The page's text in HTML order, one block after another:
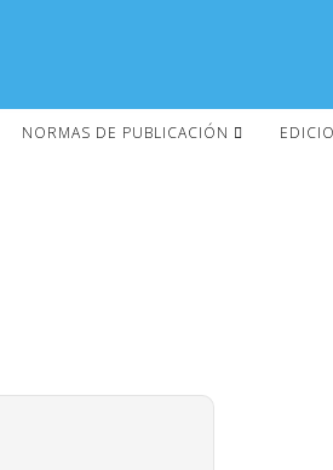
NORMAS DE PUBLICACIÓN